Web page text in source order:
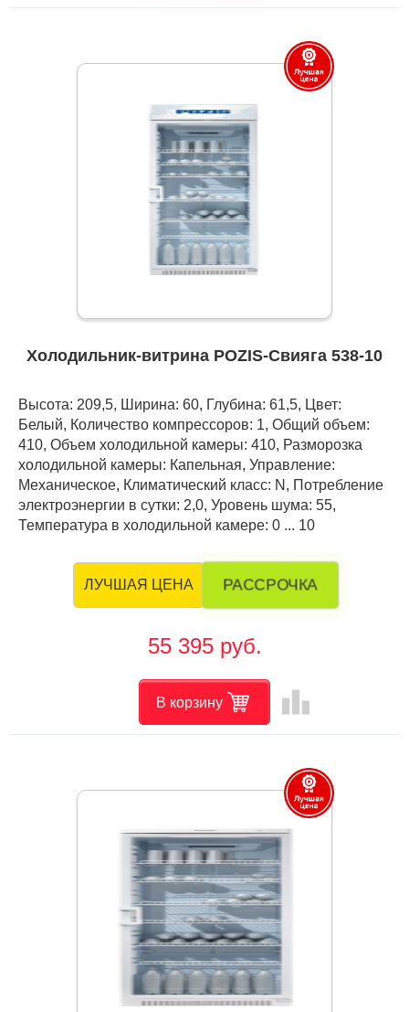
Холодильник-витрина POZIS-Свияга 538-10
Высота: 209,5, Ширина: 60, Глубина: 61,5, Цвет:
Белый, Количество компрессоров: 1, Общий объем:
410, Объем холодильной камеры: 410, Разморозка
холодильной камеры: Капельная, Управление:
Механическое, Климатический класс: N, Потребление
электроэнергии в сутки: 2,0, Уровень шума: 55,
Температура в холодильной камере: 0 ... 10
ЛУЧШАЯ ЦЕНА РАССРОЧКА
55 395 руб.
В корзину leaderboard